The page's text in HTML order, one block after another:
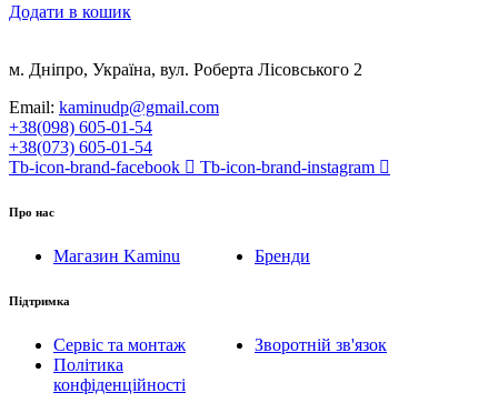
Додати в кошик
м. Дніпро, Україна, вул. Роберта Лісовського 2
Email: kaminudp@gmail.com
+38(098) 605-01-54
+38(073) 605-01-54
Tb-icon-brand-facebook
Tb-icon-brand-instagram
Про нас
Магазин Kaminu Бренди
Підтримка
Сервіс та монтаж
Зворотній зв'язок
Політика
конфіденційності